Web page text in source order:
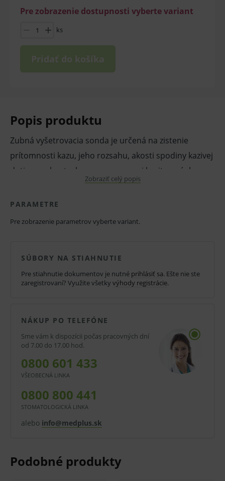
Pre zobrazenie dostupnosti vyberte variant
ks
Pridať do košíka
Popis produktu
Zubná vyšetrovacia sonda je určená na zistenie
prítomnosti kazu, jeho rozsahu, akosti spodiny kazivej
dutiny, na kontrolu vypreparovanej kavity a výplne na
miestach neprístupných oku. Saténový finish
zabraňuje nežiaducim odleskom. Zubné sondy sú
zaisťoval perfektné uchytenie sondy.
vyrobené z umelej hmoty vystuženej
Tento materiál je autoklávovateľný (134 ° C) a
to pri zachovaní farby aj tvaru nástroja.
Sonda samotná je vyrobená z nehrdzavejúcej
ocele.
Tento typ ocele sa vyznačuje vysokou
flexibilitou a silou v ohybe.
odleskom.
Zobraziť celý popis
PARAMETRE
Pre zobrazenie parametrov vyberte variant.
SÚBORY NA STIAHNUTIE
Pre stiahnutie dokumentov je nutné prihlásiť sa. Ešte nie ste
zaregistrovaní? Využite všetky výhody registrácie.
NÁKUP PO TELEFÓNE
Sme vám k dispozícii počas pracovných dní
od 7.00 do 17.00 hod.
0800 601 433
VŠEOBECNÁ LINKA
0800 800 441
STOMATOLOGICKÁ LINKA
alebo info@medplus.sk